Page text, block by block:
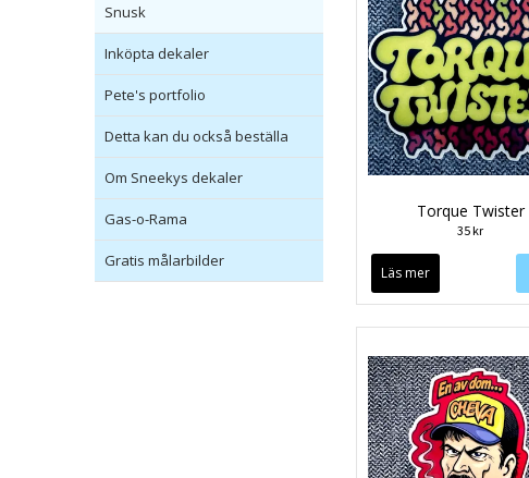
Snusk
Inköpta dekaler
Pete's portfolio
Detta kan du också beställa
Om Sneekys dekaler
Gas-o-Rama
Gratis målarbilder
Torque Twister
35 kr
Läs mer